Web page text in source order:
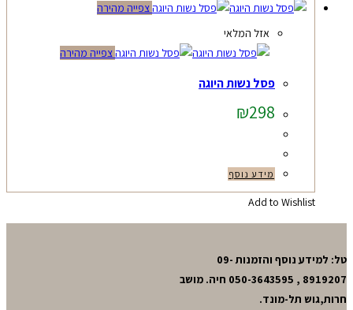
צפייה מהירה
אזל המלאי
צפייה מהירה
פסל נשות היוגה
₪298
מידע נוסף
Add to Wishlist
טל: למידע נוסף והזמנות 09-
8919207 , 050-3643595 חיה. מושב
חרות,גוש תל-מונד.